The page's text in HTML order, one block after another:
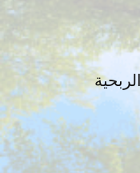
شبكة Emvenci ملتزمة بإحداث تغيير اجتماعي وتعزيز الاستدامة البيئية. من خلال العمل بطرق مبتكرة مع الحكومة والمنظمات غير الربحية